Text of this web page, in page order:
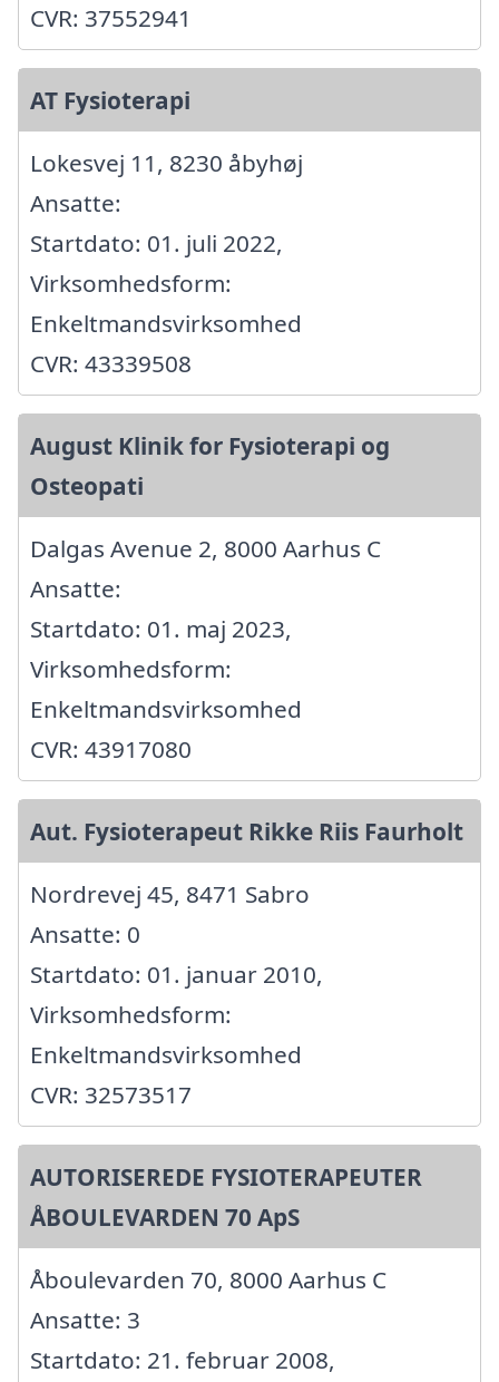
CVR: 37552941
AT Fysioterapi
Lokesvej 11, 8230 åbyhøj
Ansatte:
Startdato: 01. juli 2022,
Virksomhedsform:
Enkeltmandsvirksomhed
CVR: 43339508
August Klinik for Fysioterapi og
Osteopati
Dalgas Avenue 2, 8000 Aarhus C
Ansatte:
Startdato: 01. maj 2023,
Virksomhedsform:
Enkeltmandsvirksomhed
CVR: 43917080
Aut. Fysioterapeut Rikke Riis Faurholt
Nordrevej 45, 8471 Sabro
Ansatte: 0
Startdato: 01. januar 2010,
Virksomhedsform:
Enkeltmandsvirksomhed
CVR: 32573517
AUTORISEREDE FYSIOTERAPEUTER
ÅBOULEVARDEN 70 ApS
Åboulevarden 70, 8000 Aarhus C
Ansatte: 3
Startdato: 21. februar 2008,